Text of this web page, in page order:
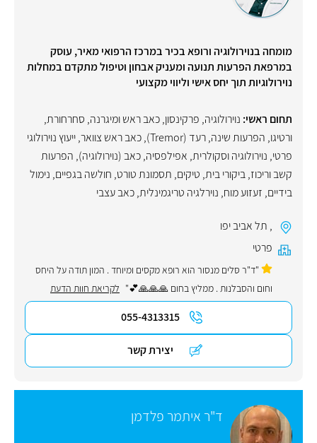
מומחה בנוירולוגיה ורופא בכיר במרכז הרפואי מאיר, עוסק
במרפאת הפרעות תנועה ומעניק אבחון וטיפול מתקדם במחלות
נוירולוגיות תוך יחס אישי וליווי מקצועי
תחום ראשי: נוירולוגיה, פרקינסון,כאב ראש ומיגרנה, סחרחורת,
ורטיגו, הפרעות שינה,רעד (Tremor) ,כאב ראש צוואר,ייעוץ נוירולוגי
פרטי, נוירולוגיה וסקולרית, אפילפסיה,כאב (נוירולוגיה), הפרעות
קשב וריכוז,ביקורי בית, טיקים, תסמונת טורט, חולשה בגפיים, נימול
בידיים, זעזוע מוח, נוירלגיה טריגמינלית,כאב עצבי
, תל אביב יפו
פרטי
"ד"ר סּלים מנסור הוא רופא מקסים ומיוחד . המון תודה על היחס
וחום והסבלנות . ממליץ בחום 🙏🙏🙏💕" לקריאת חוות הדעת
055-4313315
יצירת קשר
ד"ר איתמר פלדמן